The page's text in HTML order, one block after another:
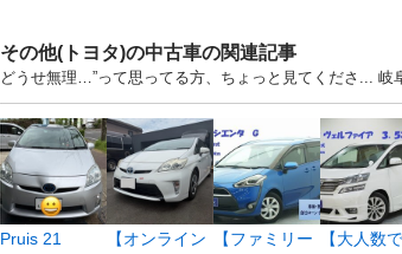
その他(トヨタ)の中古車の関連記事
どうせ無理…”って思ってる方、ちょっと見てくださ... 岐
Pruis 21
【オンライン
【ファミリー
【大人数